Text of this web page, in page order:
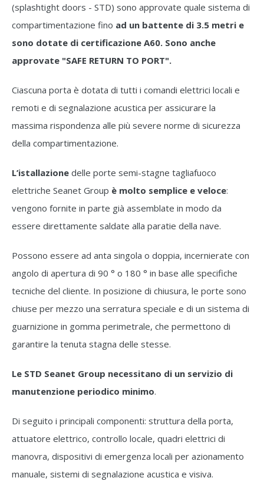
(splashtight doors - STD) sono approvate quale sistema di
compartimentazione fino ad un battente di 3.5 metri e
sono dotate di certificazione A60. Sono anche
approvate "SAFE RETURN TO PORT".
Ciascuna porta è dotata di tutti i comandi elettrici locali e
remoti e di segnalazione acustica per assicurare la
massima rispondenza alle più severe norme di sicurezza
della compartimentazione.
L’istallazione delle porte semi-stagne tagliafuoco
elettriche Seanet Group è molto semplice e veloce:
vengono fornite in parte già assemblate in modo da
essere direttamente saldate alla paratie della nave.
Possono essere ad anta singola o doppia, incernierate con
angolo di apertura di 90 ° o 180 ° in base alle specifiche
tecniche del cliente. In posizione di chiusura, le porte sono
chiuse per mezzo una serratura speciale e di un sistema di
guarnizione in gomma perimetrale, che permettono di
garantire la tenuta stagna delle stesse.
Le STD Seanet Group necessitano di un servizio di
manutenzione periodico minimo.
Di seguito i principali componenti: struttura della porta,
attuatore elettrico, controllo locale, quadri elettrici di
manovra, dispositivi di emergenza locali per azionamento
manuale, sistemi di segnalazione acustica e visiva.